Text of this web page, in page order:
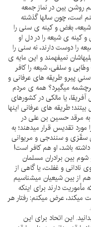
روشن بين در نماز جمعه
است، چون سالها گذشته
بغض و كينه ى سنى را
كينه ى شيعه را در دل او
را دوست دارند، نه سنى را
نميفهمند و اين مايه ى
و سلفى، شيعه را كافر
پيرو طريقه هاى عرفانى و
ميگيرد؟ همه ى مردم
يا مالكى در كشورهاى
طريقه هاى عرفانى اينها
مرقد حسين بن على در
تقديس قرار ميدهند؛ به
سقّزى و سنندجى و مريوانى
باشد، او هم كافر است!
بين برادران مسلمان
نادانى و غفلت، يا گاهى از
از بين شيعيان ميشناسيم
دارند براى اينكه
ميكند، عرض ميكنم: رفتار هر
اين اتحاد براى اين